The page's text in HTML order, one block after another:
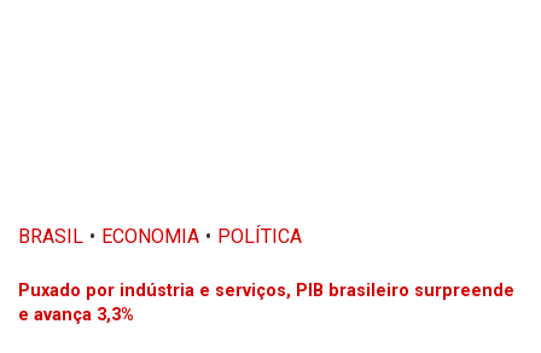
BRASIL ECONOMIA POLÍTICA
Puxado por indústria e serviços, PIB brasileiro surpreende
e avança 3,3%